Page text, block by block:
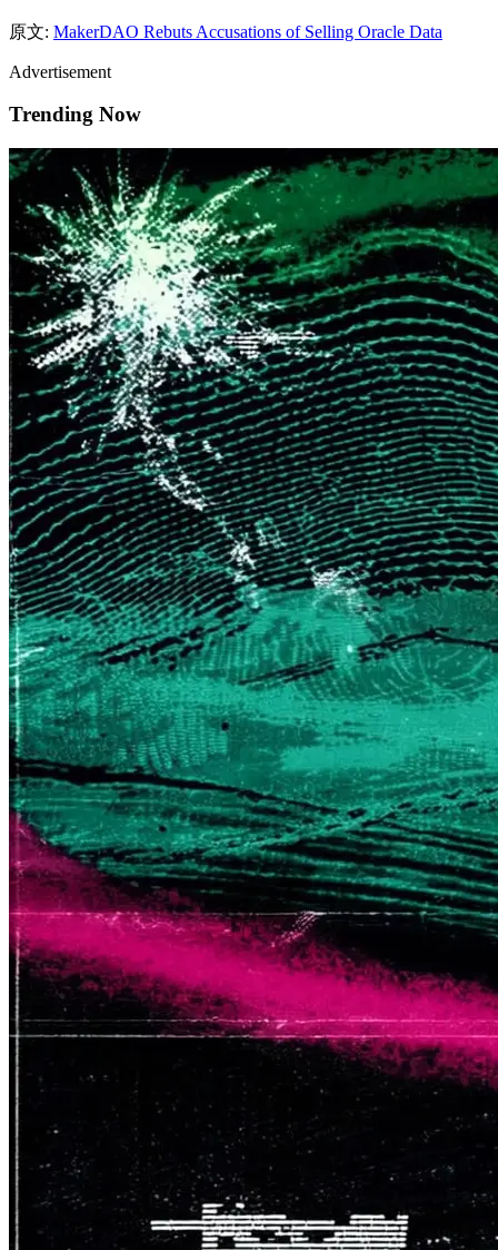
原文: MakerDAO Rebuts Accusations of Selling Oracle Data
Advertisement
Trending Now